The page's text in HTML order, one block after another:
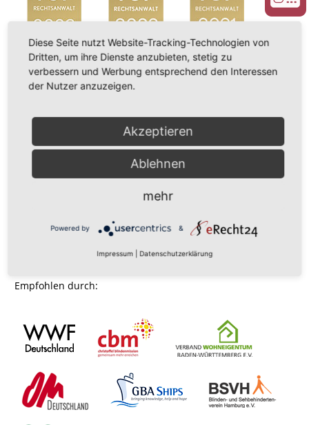
Empfohlen durch:
Diese Seite nutzt Website-Tracking-Technologien von
Dritten, um ihre Dienste anzubieten, stetig zu
verbessern und Werbung entsprechend den Interessen
der Nutzer anzuzeigen.
Akzeptieren
Ablehnen
mehr
Powered by &
Impressum Datenschutzerklärung